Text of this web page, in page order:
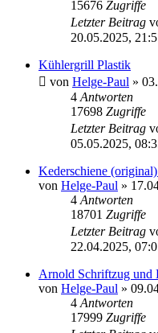
15676 Zugriffe
Letzter Beitrag
20.05.2025,
Kühlergrill Plastik
von Helge-Paul »
4Antworten
17698 Zugriffe
Letzter Beitrag
05.05.2025,
Kederschiene
von Helge-Paul »
4Antworten
18701 Zugriffe
Letzter Beitrag
22.04.2025,
Arnold Schriftzug und
von Helge-Paul »
4Antworten
17999 Zugriffe